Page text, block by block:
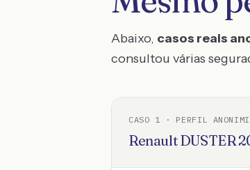
Abaixo, casos reais
consultou várias
CASO 1 · PERFIL
RenaultDUSTER